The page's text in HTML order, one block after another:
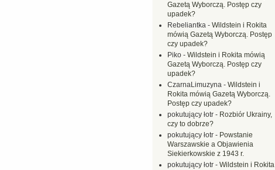
Gazetą Wyborczą. Postęp czy
upadek?
Rebeliantka - Wildstein i Rokita
mówią Gazetą Wyborczą. Postęp
czy upadek?
Piko - Wildstein i Rokita mówią
Gazetą Wyborczą. Postęp czy
upadek?
CzarnaLimuzyna - Wildstein i
Rokita mówią Gazetą Wyborczą.
Postęp czy upadek?
pokutujący łotr - Rozbiór Ukrainy,
czy to dobrze?
pokutujący łotr - Powstanie
Warszawskie a Objawienia
Siekierkowskie z 1943 r.
pokutujący łotr - Wildstein i Rokita